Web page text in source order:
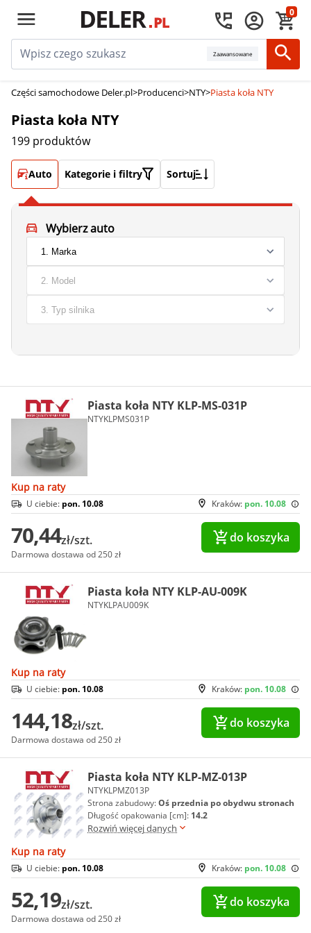
0
Zaawansowane
Części samochodowe Deler.pl>Producenci>NTY>Piasta koła NTY
Piasta koła NTY
199 produktów
Auto Kategorie i filtry Sortuj
Wybierz auto
Piasta koła NTY KLP-MS-031P
NTYKLPMS031P
Kup na raty
Kraków: pon. 10.08
U ciebie: pon. 10.08
70,44zł/szt.
Darmowa dostawa od 250 zł
do koszyka
Piasta koła NTY KLP-AU-009K
NTYKLPAU009K
Kup na raty
Kraków: pon. 10.08
U ciebie: pon. 10.08
144,18zł/szt.
Darmowa dostawa od 250 zł
do koszyka
Piasta koła NTY KLP-MZ-013P
NTYKLPMZ013P
Strona zabudowy:Oś przednia po obydwu stronach
Długość opakowania [cm]: 14.2
Rozwiń więcej danych
Kup na raty
Kraków: pon. 10.08
U ciebie: pon. 10.08
52,19zł/szt.
Darmowa dostawa od 250 zł
do koszyka